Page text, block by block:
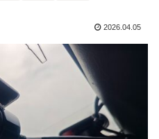
2026.04.05